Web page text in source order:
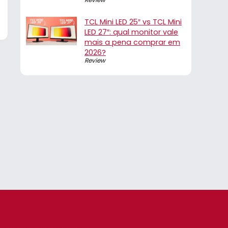
TCL Mini LED 25″ vs TCL Mini
LED 27″: qual monitor vale
mais a pena comprar em
2026?
Review